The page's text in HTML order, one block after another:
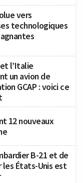
vers
technologiques
l’Italie
un avion de
GCAP : voici ce
12 nouveaux
B-21 et de
les États-Unis est